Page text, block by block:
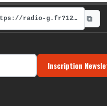
https://radio-g.fr?12822 ⧉
Inscription